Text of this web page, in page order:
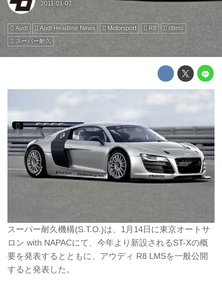
Audi Audi Headline News Motorsport R8
r8lms
スーパー耐久
スーパー耐久機構(S.T.O.)は、1月14日に東京オートサ
ロン with NAPACにて、今年より新設されるST-Xの概
要を発表するとともに、アウディ R8 LMSを一般公開
すると発表した。